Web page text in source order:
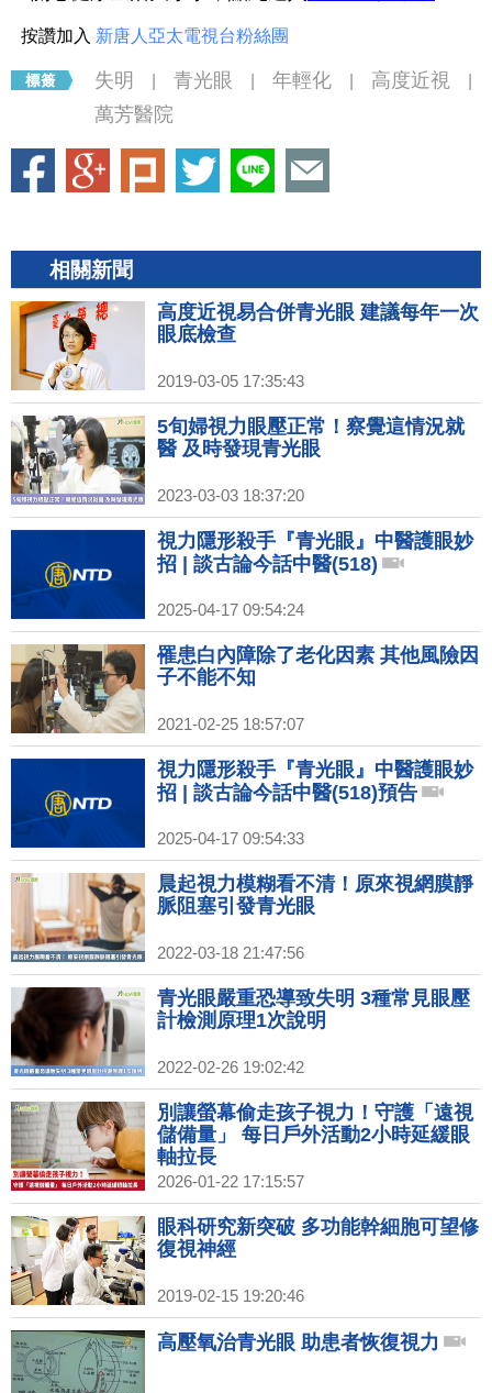
按讚加入 新唐人亞太電視台粉絲團
失明 青光眼 年輕化 高度近視
萬芳醫院
相關新聞
高度近視易合併青光眼 建議每年一次
眼底檢查
2019-03-05 17:35:43
5旬婦視力眼壓正常！察覺這情況就
醫 及時發現青光眼
2023-03-03 18:37:20
視力隱形殺手『青光眼』中醫護眼妙
招 | 談古論今話中醫(518)
2025-04-17 09:54:24
罹患白內障除了老化因素 其他風險因
子不能不知
2021-02-25 18:57:07
視力隱形殺手『青光眼』中醫護眼妙
招 | 談古論今話中醫(518)預告
2025-04-17 09:54:33
晨起視力模糊看不清！原來視網膜靜
脈阻塞引發青光眼
2022-03-18 21:47:56
青光眼嚴重恐導致失明 3種常見眼壓
計檢測原理1次說明
2022-02-26 19:02:42
別讓螢幕偷走孩子視力！守護「遠視
儲備量」 每日戶外活動2小時延緩眼
軸拉長
2026-01-22 17:15:57
眼科研究新突破 多功能幹細胞可望修
復視神經
2019-02-15 19:20:46
高壓氧治青光眼 助患者恢復視力